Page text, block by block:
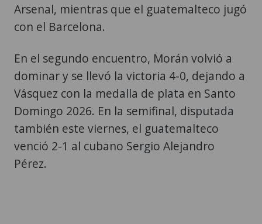
Arsenal, mientras que el guatemalteco jugó
con el Barcelona.
En el segundo encuentro, Morán volvió a
dominar y se llevó la victoria 4-0, dejando a
Vásquez con la medalla de plata en Santo
Domingo 2026. En la semifinal, disputada
también este viernes, el guatemalteco
venció 2-1 al cubano Sergio Alejandro
Pérez.